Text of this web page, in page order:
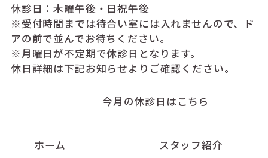
休診日：木曜午後・日祝午後
※受付時間までは待合い室には入れませんので、ド
アの前で並んでお待ちください。
※月曜日が不定期で休診日となります。
休日詳細は下記お知らせよりご確認ください。
今月の休診日はこちら
ホーム
スタッフ紹介